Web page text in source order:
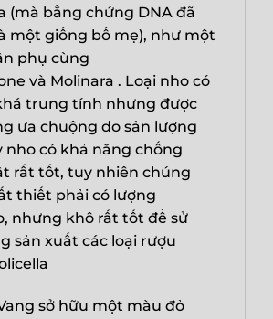
(mà bằng chứng DNA đã
một giống bố mẹ), như một
phụ cùng
và Molinara . Loại nho có
trung tính nhưng được
ưa chuộng do sản lượng
nho có khả năng chống
rất tốt, tuy nhiên chúng
thiết phải có lượng
nhưng khô rất tốt để sử
sản xuất các loại rượu
sở hữu một màu đỏ